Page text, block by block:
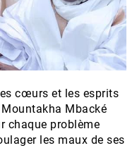
cœurs et les esprits
Mbacké
chaque problème
les maux de ses